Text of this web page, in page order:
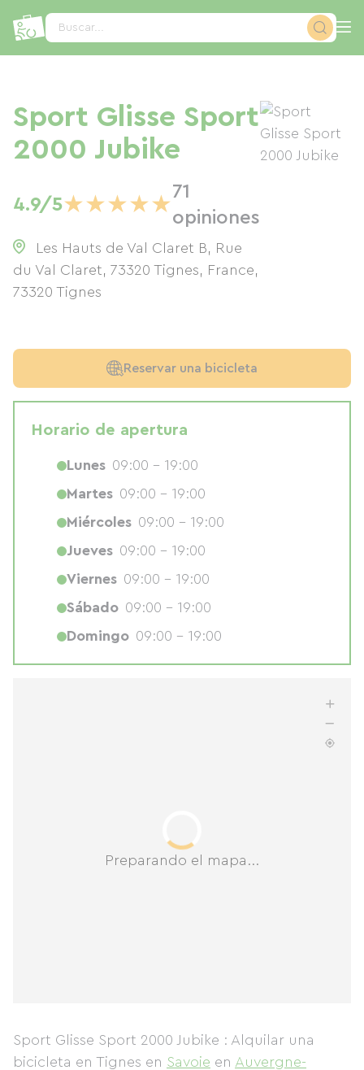
Buscar...
Sport Glisse Sport
2000 Jubike
4.9/5★★★★★
71
opiniones
Les Hauts de Val Claret B, Rue
du Val Claret, 73320 Tignes, France,
73320 Tignes
Preparando el mapa...
Sport Glisse Sport 2000 Jubike : Alquilar una
bicicleta en Tignes en Savoie en Auvergne-
Reservar una bicicleta
Horario de apertura
Lunes 09:00 - 19:00
Martes 09:00 - 19:00
Miércoles 09:00 - 19:00
Jueves 09:00 - 19:00
Viernes 09:00 - 19:00
Sábado 09:00 - 19:00
Domingo 09:00 - 19:00
Panel de gestión de cookies